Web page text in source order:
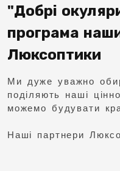
"Добрі
програма
Люксоптики
Ми дуже уважно
поділяють наші
можемо будувати
Наші партнери